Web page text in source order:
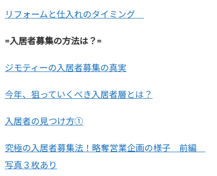
リフォームと仕入れのタイミング
=入居者募集の方法は？=
ジモティーの入居者募集の真実
今年、狙っていくべき入居者層とは？
入居者の見つけ方①
究極の入居者募集法！略奪営業企画の様子 前編
写真３枚あり